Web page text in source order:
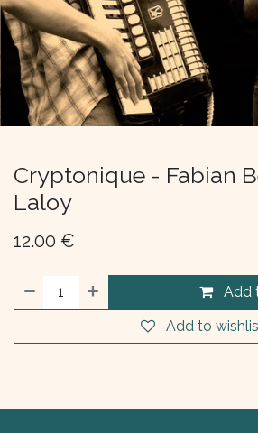
Cryptonique - Fabian
Laloy
12.00 €
Add
Add to